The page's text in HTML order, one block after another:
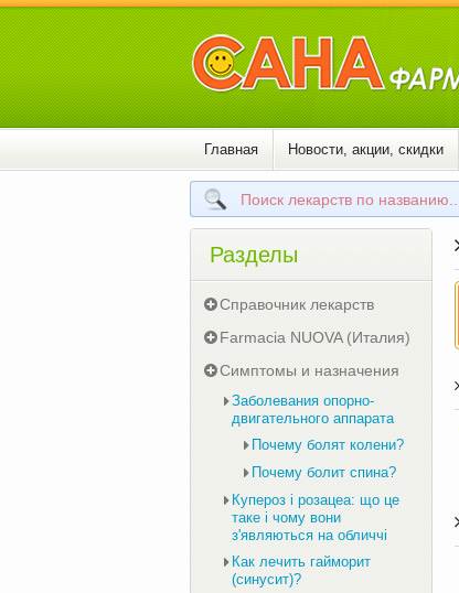
Главная Новости, акции, скидки
Разделы
Справочник лекарств
Farmacia NUOVA (Италия)
Симптомы и назначения
Заболевания опорно-
двигательного аппарата
Почему болят колени?
Почему болит спина?
Купероз і розацеа: що це
таке і чому вони
з'являються на обличчі
Как лечить гайморит
(синусит)?